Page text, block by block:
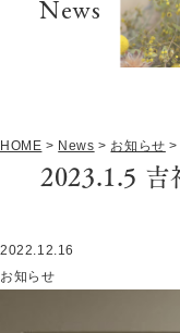
News
HOME > News > お知らせ >
2023.1.5
2022.12.16
お知らせ